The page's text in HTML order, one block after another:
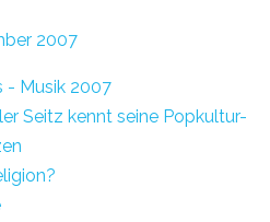
2007
- Musik 2007
Seitz kennt seine Popkultur-